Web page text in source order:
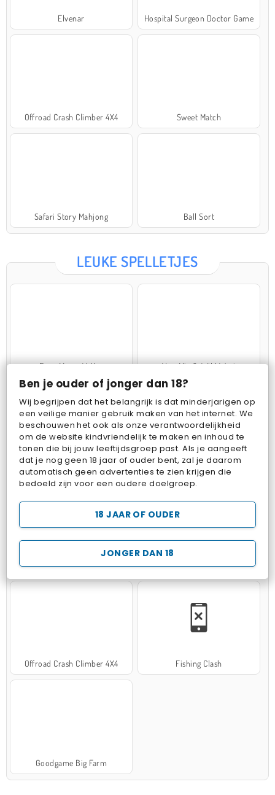
Ben je ouder of jonger dan 18?
Wij begrijpen dat het belangrijk is dat minderjarigen op
een veilige manier gebruik maken van het internet. We
beschouwen het ook als onze verantwoordelijkheid
om de website kindvriendelijk te maken en inhoud te
tonen die bij jouw leeftijdsgroep past. Als je aangeeft
dat je nog geen 18 jaar of ouder bent, zal je daarom
automatisch geen advertenties te zien krijgen die
bedoeld zijn voor een oudere doelgroep.
JONGER DAN 18
18 JAAR OF OUDER
Elvenar Hospital Surgeon Doctor Game
Offroad Crash Climber 4X4 Sweet Match
Safari Story Mahjong Ball Sort
LEUKE SPELLETJES
Farm Merge Valley VegaMix 2: Wild West
Pop Fruit Bubbits
Hospital Surgeon Doctor Game Potion Sort
Offroad Crash Climber 4X4 Fishing Clash
Goodgame Big Farm